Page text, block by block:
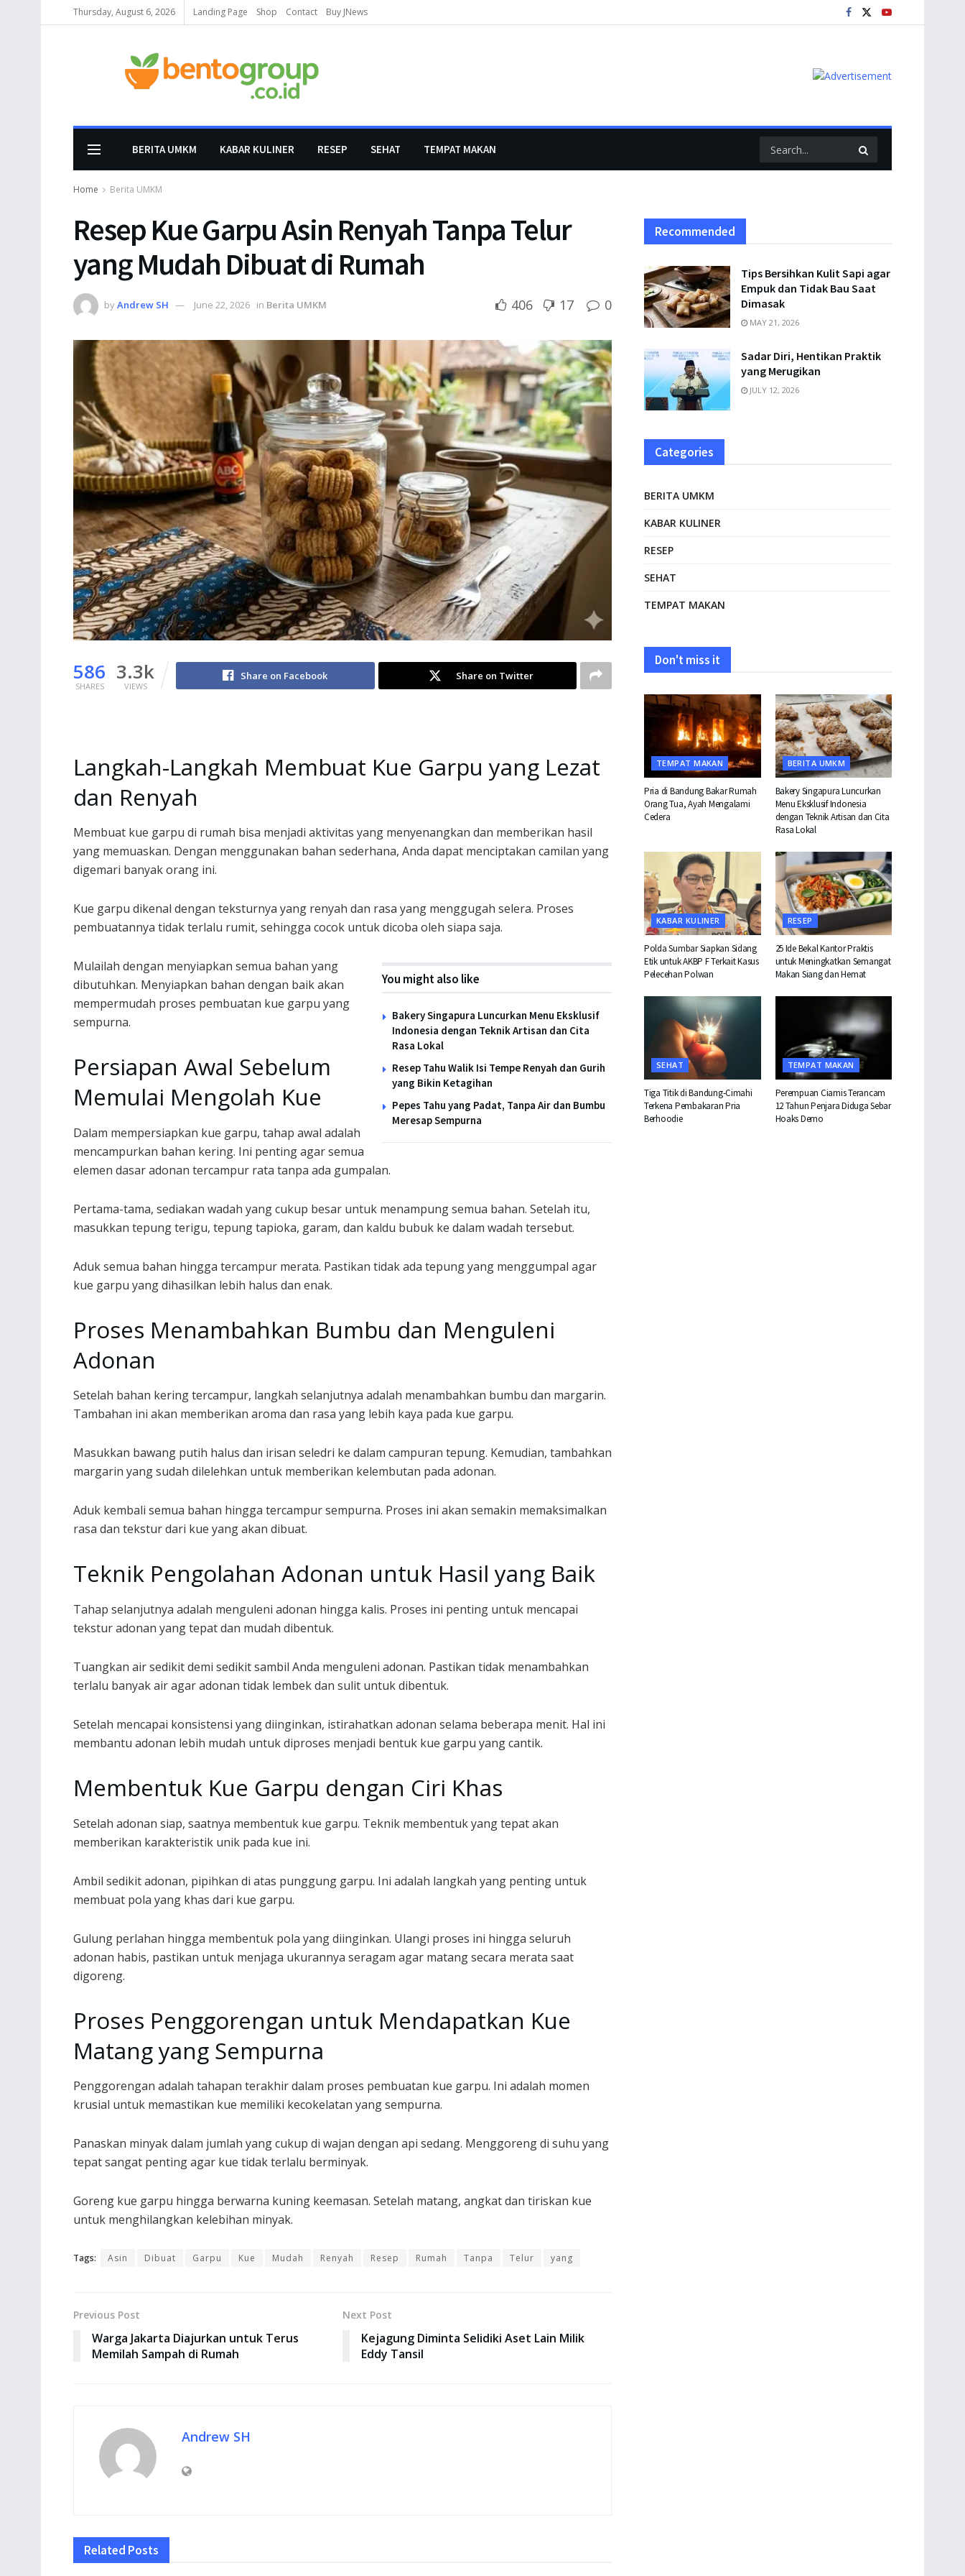
Thursday, August 6, 2026 Landing Page Shop Contact Buy JNews
BERITA UMKM KABAR KULINER RESEP SEHAT TEMPAT MAKAN
Home Berita UMKM
Resep Kue Garpu Asin Renyah Tanpa Telur
yang Mudah Dibuat di Rumah
byAndrew SH June 22, 2026 in Berita UMKM 406 17 0
586
SHARES
3.3k
VIEWS
Share on Facebook Share on Twitter
Langkah-Langkah Membuat Kue Garpu yang Lezat
dan Renyah
Membuat kue garpu di rumah bisa menjadi aktivitas yang menyenangkan dan memberikan hasil
yang memuaskan. Dengan menggunakan bahan sederhana, Anda dapat menciptakan camilan yang
digemari banyak orang ini.
Kue garpu dikenal dengan teksturnya yang renyah dan rasa yang menggugah selera. Proses
pembuatannya tidak terlalu rumit, sehingga cocok untuk dicoba oleh siapa saja.
You might also like
Bakery Singapura Luncurkan Menu Eksklusif
Indonesia dengan Teknik Artisan dan Cita
Rasa Lokal
Resep Tahu Walik Isi Tempe Renyah dan Gurih
yang Bikin Ketagihan
Pepes Tahu yang Padat, Tanpa Air dan Bumbu
Meresap Sempurna
Mulailah dengan menyiapkan semua bahan yang
dibutuhkan. Menyiapkan bahan dengan baik akan
mempermudah proses pembuatan kue garpu yang
sempurna.
Persiapan Awal Sebelum
Memulai Mengolah Kue
Dalam mempersiapkan kue garpu, tahap awal adalah
mencampurkan bahan kering. Ini penting agar semua
elemen dasar adonan tercampur rata tanpa ada gumpalan.
Pertama-tama, sediakan wadah yang cukup besar untuk menampung semua bahan. Setelah itu,
masukkan tepung terigu, tepung tapioka, garam, dan kaldu bubuk ke dalam wadah tersebut.
Aduk semua bahan hingga tercampur merata. Pastikan tidak ada tepung yang menggumpal agar
kue garpu yang dihasilkan lebih halus dan enak.
Proses Menambahkan Bumbu dan Menguleni
Adonan
Setelah bahan kering tercampur, langkah selanjutnya adalah menambahkan bumbu dan margarin.
Tambahan ini akan memberikan aroma dan rasa yang lebih kaya pada kue garpu.
Masukkan bawang putih halus dan irisan seledri ke dalam campuran tepung. Kemudian, tambahkan
margarin yang sudah dilelehkan untuk memberikan kelembutan pada adonan.
Aduk kembali semua bahan hingga tercampur sempurna. Proses ini akan semakin memaksimalkan
rasa dan tekstur dari kue yang akan dibuat.
Teknik Pengolahan Adonan untuk Hasil yang Baik
Tahap selanjutnya adalah menguleni adonan hingga kalis. Proses ini penting untuk mencapai
tekstur adonan yang tepat dan mudah dibentuk.
Tuangkan air sedikit demi sedikit sambil Anda menguleni adonan. Pastikan tidak menambahkan
terlalu banyak air agar adonan tidak lembek dan sulit untuk dibentuk.
Setelah mencapai konsistensi yang diinginkan, istirahatkan adonan selama beberapa menit. Hal ini
membantu adonan lebih mudah untuk diproses menjadi bentuk kue garpu yang cantik.
Membentuk Kue Garpu dengan Ciri Khas
Setelah adonan siap, saatnya membentuk kue garpu. Teknik membentuk yang tepat akan
memberikan karakteristik unik pada kue ini.
Ambil sedikit adonan, pipihkan di atas punggung garpu. Ini adalah langkah yang penting untuk
membuat pola yang khas dari kue garpu.
Gulung perlahan hingga membentuk pola yang diinginkan. Ulangi proses ini hingga seluruh
adonan habis, pastikan untuk menjaga ukurannya seragam agar matang secara merata saat
digoreng.
Proses Penggorengan untuk Mendapatkan Kue
Matang yang Sempurna
Penggorengan adalah tahapan terakhir dalam proses pembuatan kue garpu. Ini adalah momen
krusial untuk memastikan kue memiliki kecokelatan yang sempurna.
Panaskan minyak dalam jumlah yang cukup di wajan dengan api sedang. Menggoreng di suhu yang
tepat sangat penting agar kue tidak terlalu berminyak.
Goreng kue garpu hingga berwarna kuning keemasan. Setelah matang, angkat dan tiriskan kue
untuk menghilangkan kelebihan minyak.
Tags: Asin Dibuat Garpu Kue Mudah Renyah Resep Rumah Tanpa Telur yang
Previous Post
Warga Jakarta Diajurkan untuk Terus
Memilah Sampah di Rumah
Next Post
Kejagung Diminta Selidiki Aset Lain Milik
Eddy Tansil
Andrew SH
Related Posts
Recommended
Tips Bersihkan Kulit Sapi agar
Empuk dan Tidak Bau Saat
Dimasak
MAY 21, 2026
Sadar Diri, Hentikan Praktik
yang Merugikan
JULY 12, 2026
Categories
BERITA UMKM
KABAR KULINER
RESEP
SEHAT
TEMPAT MAKAN
Don't miss it
TEMPAT MAKAN
Pria di Bandung Bakar Rumah
Orang Tua, Ayah Mengalami
Cedera
BERITA UMKM
Bakery Singapura Luncurkan
Menu Eksklusif Indonesia
dengan Teknik Artisan dan Cita
Rasa Lokal
KABAR KULINER
Polda Sumbar Siapkan Sidang
Etik untuk AKBP F Terkait Kasus
Pelecehan Polwan
RESEP
25 Ide Bekal Kantor Praktis
untuk Meningkatkan Semangat
Makan Siang dan Hemat
SEHAT
Tiga Titik di Bandung-Cimahi
Terkena Pembakaran Pria
Berhoodie
TEMPAT MAKAN
Perempuan Ciamis Terancam
12 Tahun Penjara Diduga Sebar
Hoaks Demo